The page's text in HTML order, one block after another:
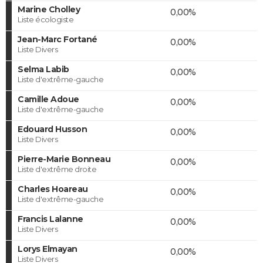
Marine Cholley
Liste écologiste
0,00%
Jean-Marc Fortané
Liste Divers
0,00%
Selma Labib
Liste d'extrême-gauche
0,00%
Camille Adoue
Liste d'extrême-gauche
0,00%
Edouard Husson
Liste Divers
0,00%
Pierre-Marie Bonneau
Liste d'extrême droite
0,00%
Charles Hoareau
Liste d'extrême-gauche
0,00%
Francis Lalanne
Liste Divers
0,00%
Lorys Elmayan
Liste Divers
0,00%